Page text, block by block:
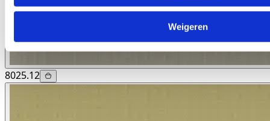
Weigeren
8025.12